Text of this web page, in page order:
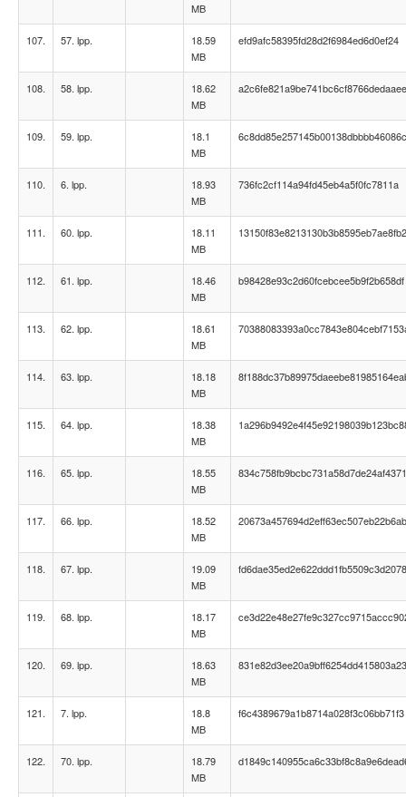
MB
107. 57. lpp.
18.59
MB
efd9afc58395fd28d2f6984ed6d0ef24
108. 58. lpp.
18.62
MB
a2c6fe821a9be741bc6cf8766dedaaee
109. 59. lpp.
18.1
MB
110. 6. lpp.
18.93
MB
736fc2cf114a94fd45eb4a5f0fc7811a
111. 60. lpp.
18.11
MB
13150f83e8213130b3b8595eb7ae8fb2
112. 61. lpp.
18.46
MB
b98428e93c2d60fcebcee5b9f2b658df
113. 62. lpp.
18.61
MB
114. 63. lpp.
18.18
MB
115. 64. lpp.
18.38
MB
116. 65. lpp.
18.55
MB
834c758fb9bcbc731a58d7de24af4371
117. 66. lpp.
18.52
MB
20673a457694d2eff63ec507eb22b6ab
118. 67. lpp.
19.09
MB
fd6dae35ed2e622ddd1fb5509c3d2078
119. 68. lpp.
18.17
MB
120. 69. lpp.
18.63
MB
831e82d3ee20a9bff6254dd415803a23
121. 7. lpp.
18.8
MB
f6c4389679a1b8714a028f3c06bb71f3
122. 70. lpp.
18.79
MB